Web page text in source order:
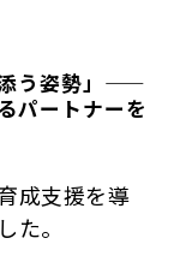
う姿勢」——
パートナーを
成支援を導
た。